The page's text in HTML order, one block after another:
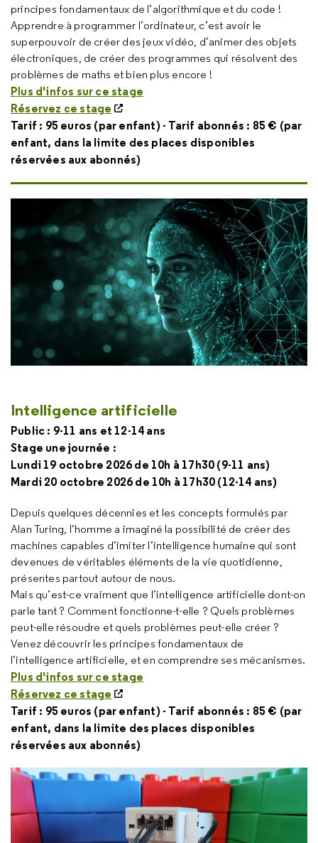
principes fondamentaux de l’algorithmique et du code !
Apprendre à programmer l’ordinateur, c’est avoir le
superpouvoir de créer des jeux vidéo, d’animer des objets
électroniques, de créer des programmes qui résolvent des
problèmes de maths et bien plus encore !
Plus d'infos sur ce stage
Réservez ce stage
Tarif : 95 euros (par enfant) - Tarif abonnés : 85 € (par
enfant, dans la limite des places disponibles
réservées aux abonnés)
Intelligence artificielle
Public : 9-11 ans et 12-14 ans
Stage une journée :
Lundi 19 octobre 2026 de 10h à 17h30 (9-11 ans)
Mardi 20 octobre 2026 de 10h à 17h30 (12-14 ans)
Depuis quelques décennies et les concepts formulés par
Alan Turing, l’homme a imaginé la possibilité de créer des
machines capables d’imiter l’intelligence humaine qui sont
devenues de véritables éléments de la vie quotidienne,
présentes partout autour de nous.
Mais qu’est-ce vraiment que l’intelligence artificielle dont-on
parle tant ? Comment fonctionne-t-elle ? Quels problèmes
peut-elle résoudre et quels problèmes peut-elle créer ?
Venez découvrir les principes fondamentaux de
l’intelligence artificielle, et en comprendre ses mécanismes.
Plus d'infos sur ce stage
Réservez ce stage
Tarif : 95 euros (par enfant) - Tarif abonnés : 85 € (par
enfant, dans la limite des places disponibles
réservées aux abonnés)